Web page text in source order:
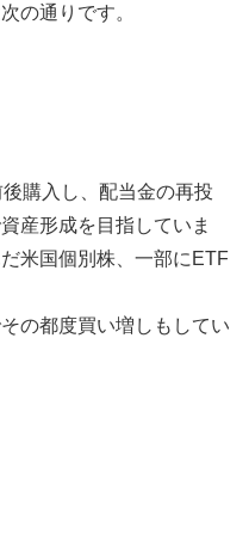
の通りです。
購入し、配当金の再投
産形成を目指していま
米国個別株、一部にETF
の都度買い増しもしてい